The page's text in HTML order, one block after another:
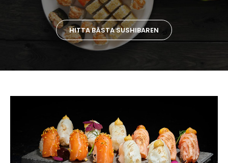
HITTA BÄSTA SUSHIBAREN